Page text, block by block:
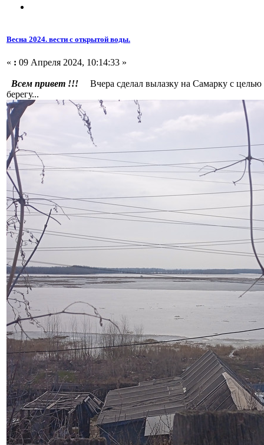
Весна 2024. вести с открытой воды.
« : 09 Апреля 2024, 10:14:33 »
Всем привет !!! Вчера сделал вылазку на Самарку с целью
берегу...